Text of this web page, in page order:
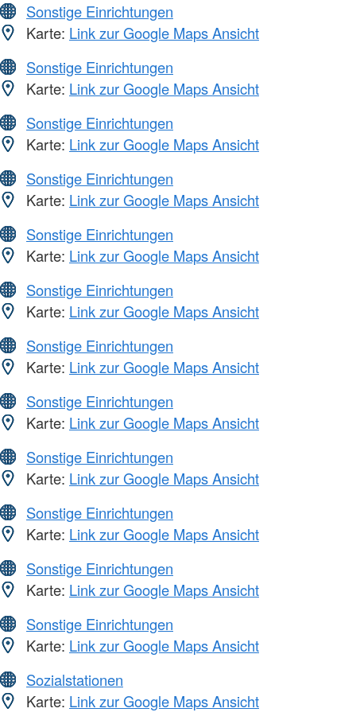
Sonstige Einrichtungen
Karte: Link zur Google Maps Ansicht
Sonstige Einrichtungen
Karte: Link zur Google Maps Ansicht
Sonstige Einrichtungen
Karte: Link zur Google Maps Ansicht
Sonstige Einrichtungen
Karte: Link zur Google Maps Ansicht
Sonstige Einrichtungen
Karte: Link zur Google Maps Ansicht
Sonstige Einrichtungen
Karte: Link zur Google Maps Ansicht
Sonstige Einrichtungen
Karte: Link zur Google Maps Ansicht
Sonstige Einrichtungen
Karte: Link zur Google Maps Ansicht
Sonstige Einrichtungen
Karte: Link zur Google Maps Ansicht
Sonstige Einrichtungen
Karte: Link zur Google Maps Ansicht
Sonstige Einrichtungen
Karte: Link zur Google Maps Ansicht
Sonstige Einrichtungen
Karte: Link zur Google Maps Ansicht
Sozialstationen
Karte: Link zur Google Maps Ansicht